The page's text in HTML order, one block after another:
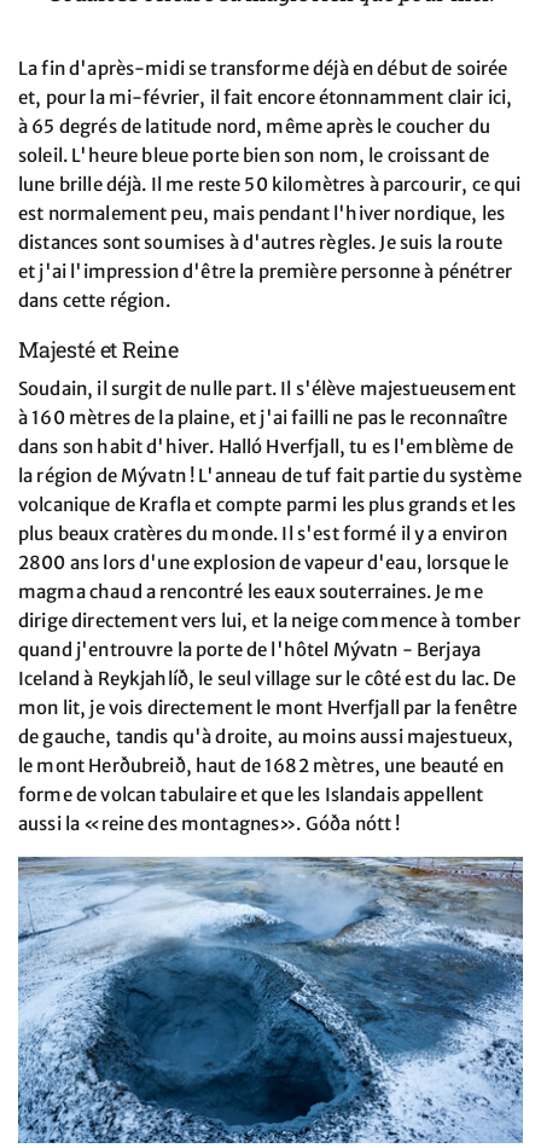
La fin d'après-midi se transforme déjà en début de soirée
et, pour la mi-février, il fait encore étonnamment clair ici,
à 65 degrés de latitude nord, même après le coucher du
soleil. L'heure bleue porte bien son nom, le croissant de
lune brille déjà. Il me reste 50 kilomètres à parcourir, ce qui
est normalement peu, mais pendant l'hiver nordique, les
distances sont soumises à d'autres règles. Je suis la route
et j'ai l'impression d'être la première personne à pénétrer
dans cette région.
Majesté et Reine
Soudain, il surgit de nulle part. Il s'élève majestueusement
à 160 mètres de la plaine, et j'ai failli ne pas le reconnaître
dans son habit d'hiver. Halló Hverfjall, tu es l'emblème de
la région de Mývatn ! L'anneau de tuf fait partie du système
volcanique de Krafla et compte parmi les plus grands et les
plus beaux cratères du monde. Il s'est formé il y a environ
2800 ans lors d'une explosion de vapeur d'eau, lorsque le
magma chaud a rencontré les eaux souterraines. Je me
dirige directement vers lui, et la neige commence à tomber
quand j'entrouvre la porte de l'hôtel Mývatn - Berjaya
Iceland à Reykjahlíð, le seul village sur le côté est du lac. De
mon lit, je vois directement le mont Hverfjall par la fenêtre
de gauche, tandis qu'à droite, au moins aussi majestueux,
le mont Herðubreið, haut de 1682 mètres, une beauté en
forme de volcan tabulaire et que les Islandais appellent
aussi la «reine des montagnes». Góða nótt !